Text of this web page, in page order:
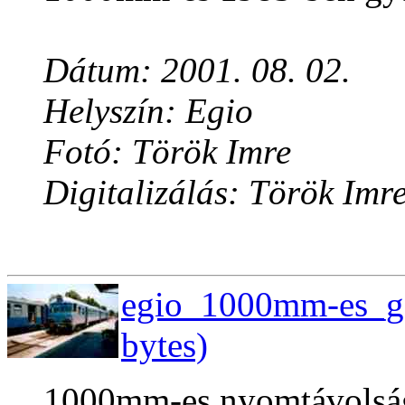
Dátum: 2001. 08. 02.
Helyszín: Egio
Fotó: Török Imre
Digitalizálás: Török
egio_1000mm-
bytes)